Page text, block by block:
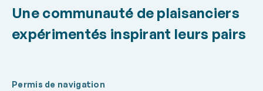
Une communauté de plaisanciers
expérimentés inspirant leurs pairs
Permis de navigation